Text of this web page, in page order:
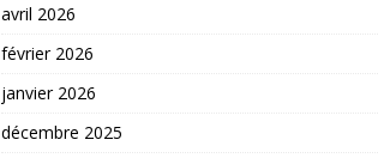
avril 2026
février 2026
janvier 2026
décembre 2025